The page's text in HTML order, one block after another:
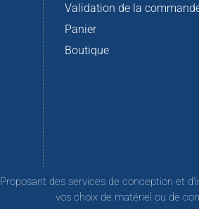
Validation de la
Panier
Boutique
Proposant des services de conception et
vos choix de matériel ou de